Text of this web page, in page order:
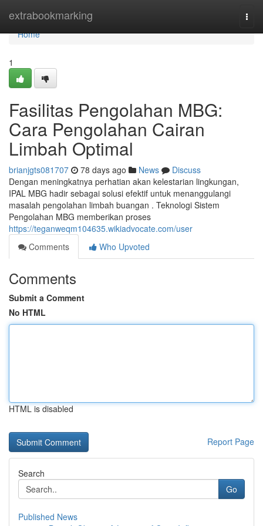
extrabookmarking
Home
Home
1
Fasilitas Pengolahan MBG:
Cara Pengolahan Cairan
Limbah Optimal
brianjgts081707 78 days ago News
Discuss
Dengan meningkatnya perhatian akan kelestarian lingkungan,
IPAL MBG hadir sebagai solusi efektif untuk menanggulangi
masalah pengolahan limbah buangan . Teknologi Sistem
Pengolahan MBG memberikan proses
https://teganweqm104635.wikiadvocate.com/user
Comments
Who Upvoted
Comments
Submit a Comment
No HTML
HTML is disabled
Report Page
Search
Go
Published News